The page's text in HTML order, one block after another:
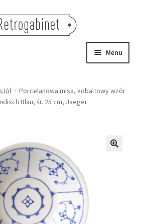
Menu
Porcelanowa misa, kobaltowy wzór
Blau, śr. 25 cm, Jaeger